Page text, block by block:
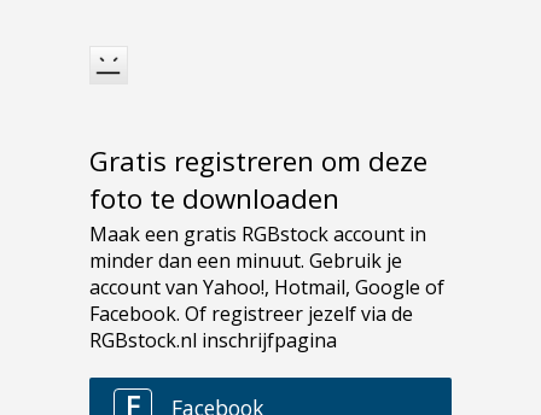
Gratis registreren om deze
foto te downloaden